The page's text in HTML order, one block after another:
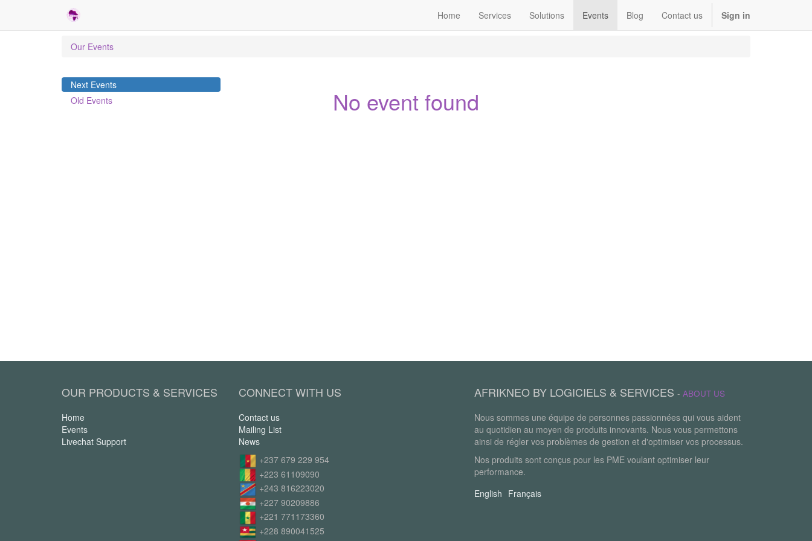
Home Services Solutions Events Blog Contact us Sign in
Our Events
Next Events
Old Events
No event found
OUR PRODUCTS & SERVICES
Home
Events
Livechat Support
CONNECT WITH US
Contact us
Mailing List
News
+237 679 229 954
+223 61109090
+243 816223020
+227 90209886
+221 771173360
+228 890041525
AFRIKNEO BY LOGICIELS & SERVICES - ABOUT US
Nous sommes une équipe de personnes passionnées qui vous aident
au quotidien au moyen de produits innovants. Nous vous permettons
ainsi de régler vos problèmes de gestion et d'optimiser vos processus.
Nos produits sont conçus pour les PME voulant optimiser leur
performance.
English Français